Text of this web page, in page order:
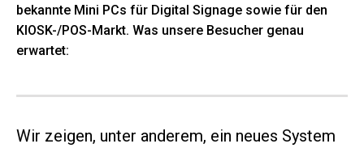
bekannte Mini PCs für Digital Signage sowie für den
KIOSK-/POS-Markt. Was unsere Besucher genau
erwartet:
Wir zeigen, unter anderem, ein neues System